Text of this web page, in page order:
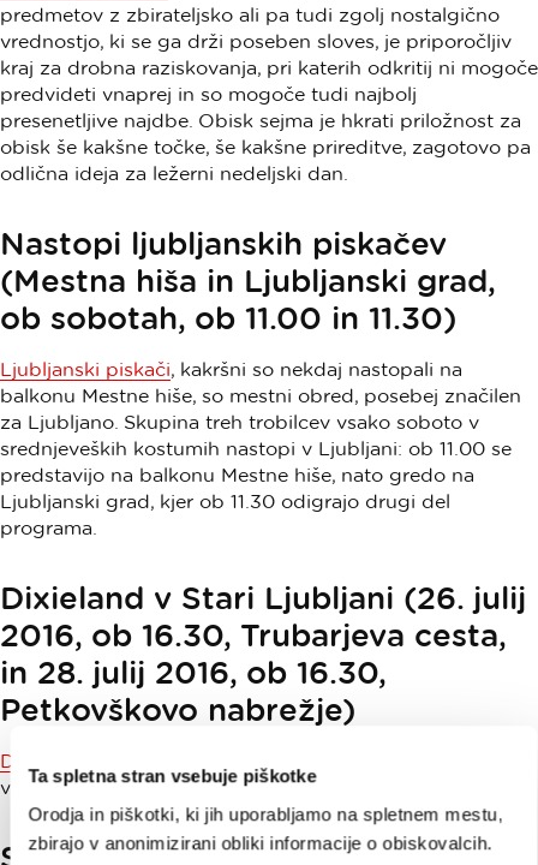
Ta spletna stran vsebuje piškotke
Orodja in piškotki, ki jih uporabljamo na spletnem mestu,
zbirajo v anonimizirani obliki informacije o obiskovalcih.
predmetov z zbirateljsko ali pa tudi zgolj nostalgično
vrednostjo, ki se ga drži poseben sloves, je priporočljiv
kraj za drobna raziskovanja, pri katerih odkritij ni mogoče
predvideti vnaprej in so mogoče tudi najbolj
presenetljive najdbe. Obisk sejma je hkrati priložnost za
obisk še kakšne točke, še kakšne prireditve, zagotovo pa
odlična ideja za ležerni nedeljski dan.
Nastopi ljubljanskih piskačev
(Mestna hiša in Ljubljanski grad,
ob sobotah, ob 11.00 in 11.30)
Ljubljanski piskači, kakršni so nekdaj nastopali na
balkonu Mestne hiše, so mestni obred, posebej značilen
za Ljubljano. Skupina treh trobilcev vsako soboto v
srednjeveških kostumih nastopi v Ljubljani: ob 11.00 se
predstavijo na balkonu Mestne hiše, nato gredo na
Ljubljanski grad, kjer ob 11.30 odigrajo drugi del
programa.
Dixieland v Stari Ljubljani (26. julij
2016, ob 16.30, Trubarjeva cesta,
in 28. julij 2016, ob 16.30,
Petkovškovo nabrežje)
Dixie Šok Band
veselo in zabavno dixieland glasbo.
Seveda so tu tudi vsi tradicionalni